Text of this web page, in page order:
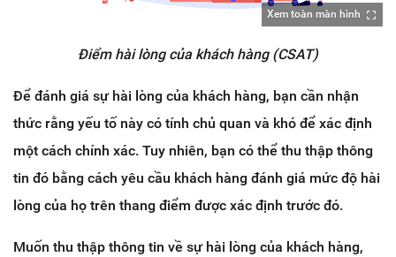
Xem toàn màn hình
Điểm hài lòng của khách hàng (CSAT)
Để đánh giá sự hài lòng của khách hàng, bạn cần nhận
thức rằng yếu tố này có tính chủ quan và khó để xác định
một cách chính xác. Tuy nhiên, bạn có thể thu thập thông
tin đó bằng cách yêu cầu khách hàng đánh giá mức độ hài
lòng của họ trên thang điểm được xác định trước đó.
Muốn thu thập thông tin về sự hài lòng của khách hàng,